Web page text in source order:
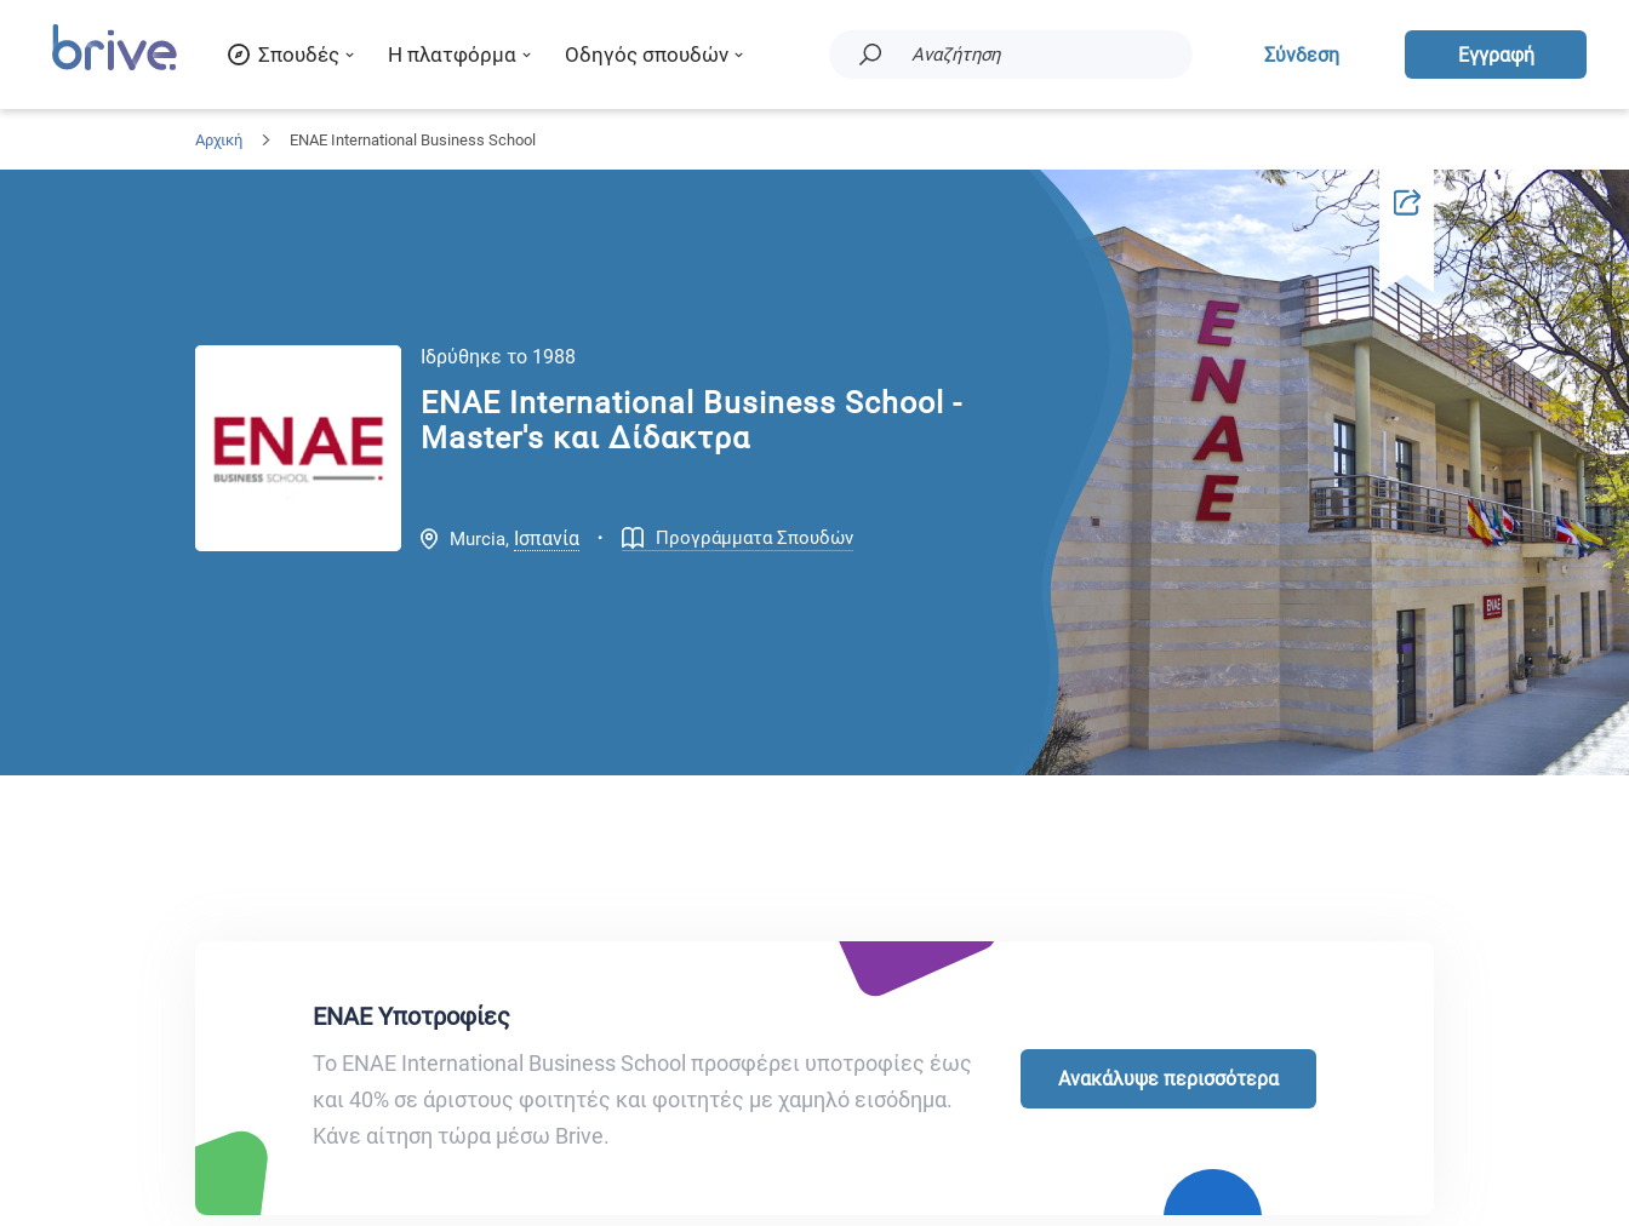
Σπουδές Η πλατφόρμα Οδηγός σπουδών Αναζήτηση Σύνδεση Eγγραφή
Αρχική ENAE International Business School
Ιδρύθηκε το 1988
ENAE International Business School -
Master's και Δίδακτρα
Murcia, Ισπανία . Προγράμματα Σπουδών
ENAE Υποτροφίες
Το ENAE International Business School προσφέρει υποτροφίες έως
και 40% σε άριστους φοιτητές και φοιτητές με χαμηλό εισόδημα.
Κάνε αίτηση τώρα μέσω Brive.
Ανακάλυψε περισσότερα